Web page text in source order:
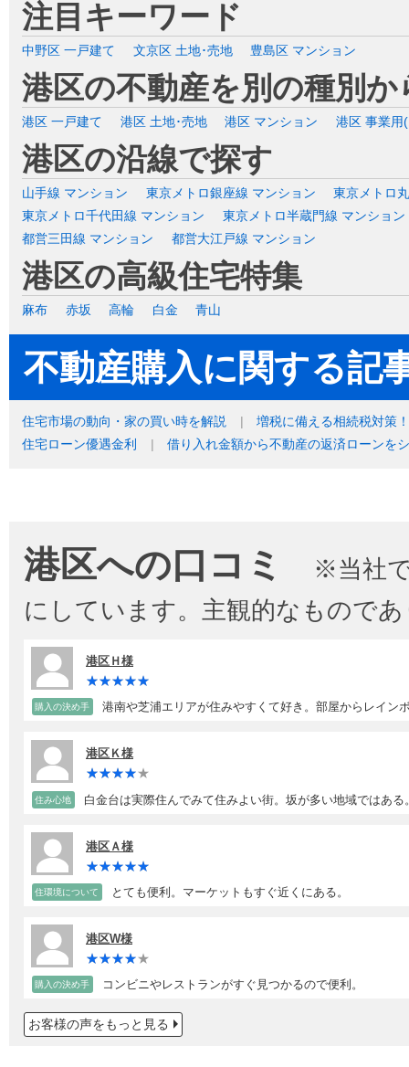
注目キーワード
中野区 一戸建て 文京区 土地･売地 豊島区 マンション
港区の不動産を別の種別か
港区 一戸建て 港区 土地･売地 港区 マンション 港区 事業用
港区の沿線で探す
山手線 マンション 東京メトロ銀座線 マンション
東京メトロ
東京メトロ千代田線 マンション
東京メトロ半蔵門線 マンション
都営三田線 マンション
都営大江戸線 マンション
港区の高級住宅特集
麻布 赤坂 高輪 白金 青山
不動産購入に関する記
住宅市場の動向・家の買い時を解説
増税に備える相続税対策
住宅ローン優遇金利
借り入れ金額から不動産の返済ローンを
港区への口コミ
※当社
にしています。主観的なもので
港区Ｈ様
購入の決め手 港南や芝浦エリアが住みやすくて好き。部屋からレイン
港区Ｋ様
住み心地 白金台は実際住んでみて住みよい街。坂が多い地域ではある
港区Ａ様
住環境について とても便利。マーケットもすぐ近くにある。
港区W様
購入の決め手 コンビニやレストランがすぐ見つかるので便利。
お客様の声をもっと見る